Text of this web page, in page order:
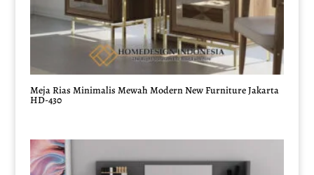
Meja Rias Minimalis Mewah Modern New Furniture Jakarta
HD-430